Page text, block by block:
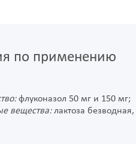
по применению
флуконазол 50 мг и 150 мг;
вещества:лактоза